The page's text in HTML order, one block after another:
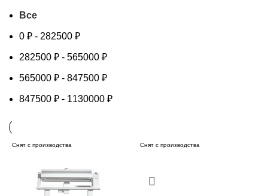
Все
0 ₽ - 282500 ₽
282500 ₽ - 565000 ₽
565000 ₽ - 847500 ₽
847500 ₽ - 1130000 ₽
Снят с производства Снят с производства